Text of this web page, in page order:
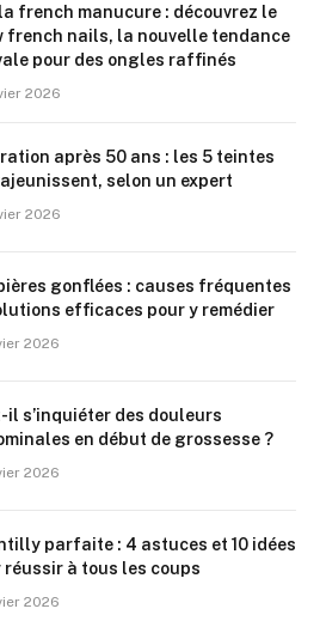
french manucure : découvrez le
french nails, la nouvelle tendance
pour des ongles raffinés
2026
après 50 ans : les 5 teintes
selon un expert
2026
gonflées : causes fréquentes
efficaces pour y remédier
2026
il s’inquiéter des douleurs
en début de grossesse ?
2026
parfaite : 4 astuces et 10 idées
réussir à tous les coups
2026